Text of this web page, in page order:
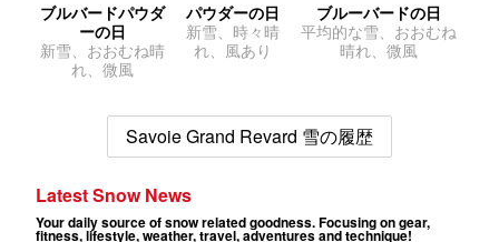
ブルバードパウダ
ーの日
新雪、おおむね晴
れ、微風
パウダーの日
新雪、時々晴
れ、風あり
ブルーバードの日
平均的な雪、おおむね
晴れ、微風
Savoie Grand Revard 雪の履歴